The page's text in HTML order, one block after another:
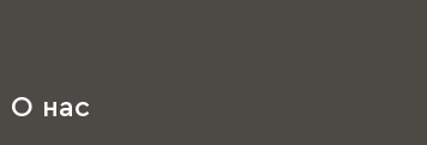
О нас